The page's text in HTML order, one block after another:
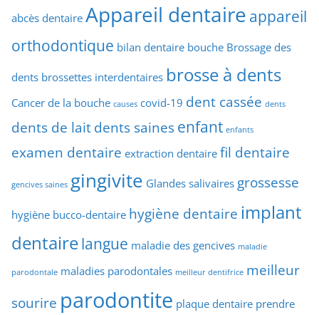
abcès dentaire Appareil dentaire appareil
orthodontique bilan dentaire bouche Brossage des
dents brossettes interdentaires brosse à dents
Cancer de la bouche causes covid-19 dent cassée dents
dents de lait dents saines enfant enfants
examen dentaire extraction dentaire fil dentaire
gencives saines gingivite Glandes salivaires grossesse
hygiène bucco-dentaire hygiène dentaire implant
dentairelangue maladie des gencives maladie
parodontale maladies parodontales meilleur dentifrice meilleur
sourire parodontite plaque dentaire prendre